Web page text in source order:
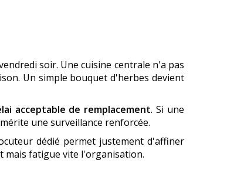
soir. Une cuisine centrale n'a pas
Un simple bouquet d'herbes devient
acceptable de remplacement. Si une
une surveillance renforcée.
dédié permet justement d'affiner
mais fatigue vite l'organisation.